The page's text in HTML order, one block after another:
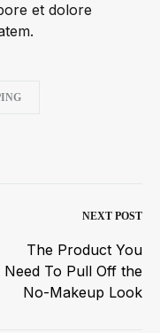
et dolore
NEXT POST
The Product You
Need To Pull Off the
No-Makeup Look